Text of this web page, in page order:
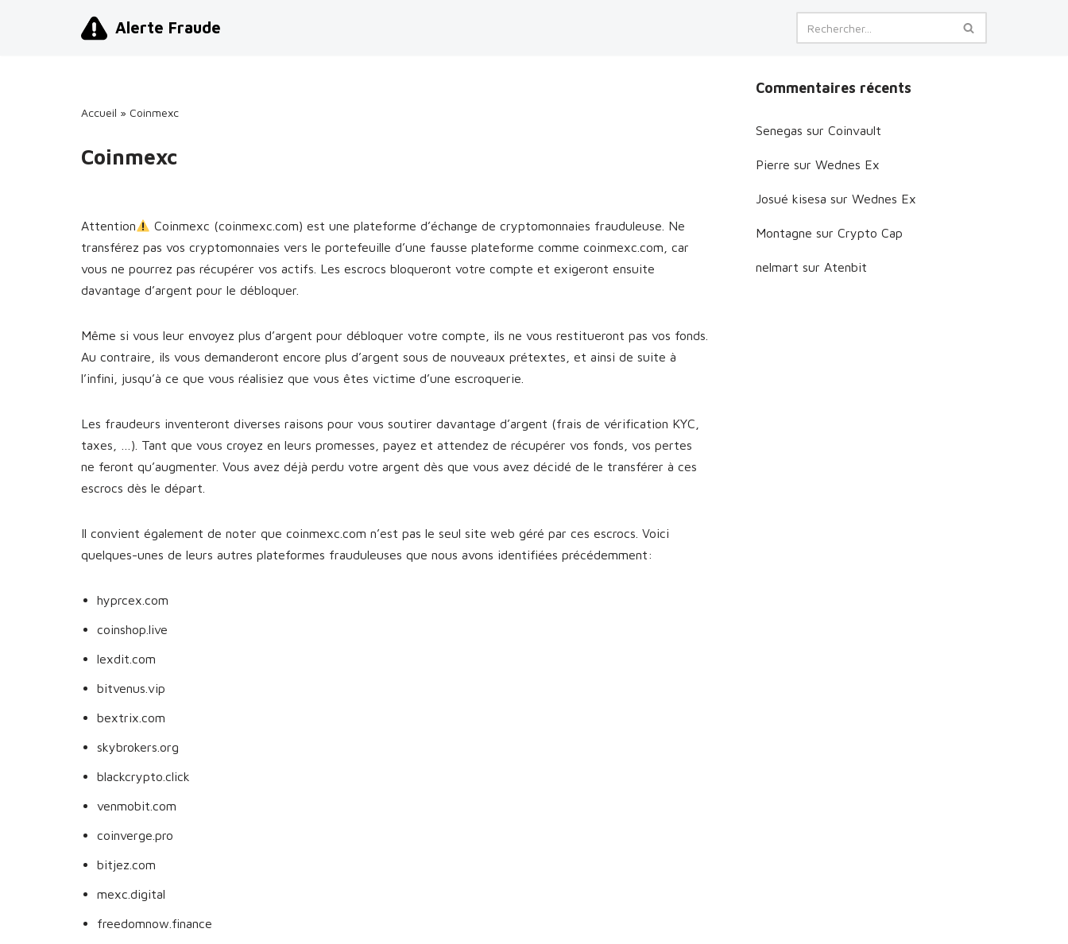
Alerte Fraude
Accueil » Coinmexc
Coinmexc
Attention
Coinmexc (coinmexc.com) est une plateforme d’échange de cryptomonnaies frauduleuse. Ne
transférez pas vos cryptomonnaies vers le portefeuille d’une fausse plateforme comme coinmexc.com, car
vous ne pourrez pas récupérer vos actifs. Les escrocs bloqueront votre compte et exigeront ensuite
davantage d’argent pour le débloquer.
Même si vous leur envoyez plus d’argent pour débloquer votre compte, ils ne vous restitueront pas vos fonds.
Au contraire, ils vous demanderont encore plus d’argent sous de nouveaux prétextes, et ainsi de suite à
l’infini, jusqu’à ce que vous réalisiez que vous êtes victime d’une escroquerie.
Les fraudeurs inventeront diverses raisons pour vous soutirer davantage d’argent (frais de vérification KYC,
taxes, …). Tant que vous croyez en leurs promesses, payez et attendez de récupérer vos fonds, vos pertes
ne feront qu’augmenter. Vous avez déjà perdu votre argent dès que vous avez décidé de le transférer à ces
escrocs dès le départ.
Il convient également de noter que coinmexc.com n’est pas le seul site web géré par ces escrocs. Voici
quelques-unes de leurs autres plateformes frauduleuses que nous avons identifiées précédemment:
hyprcex.com
coinshop.live
lexdit.com
bitvenus.vip
bextrix.com
skybrokers.org
blackcrypto.click
venmobit.com
coinverge.pro
bitjez.com
mexc.digital
freedomnow.finance
Commentaires récents
Senegas sur Coinvault
Pierre sur Wednes Ex
Josué kisesa sur Wednes Ex
Montagne sur Crypto Cap
nelmart sur Atenbit